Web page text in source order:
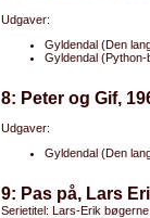
Udgaver:
Gyldendal (Den
Gyldendal (Python-
8: Peter og Gif,
Udgaver:
Gyldendal (Den
9: Pas på, Lars
Serietitel: Lars-Erik